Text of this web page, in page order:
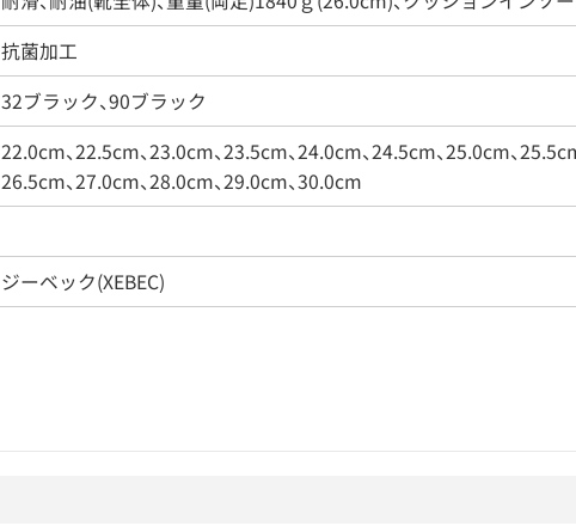
抗菌加工
32ブラック、90ブラック
22.0cm、22.5cm、23.0cm、23.5cm、24.0cm、24.5cm、25.0cm、
26.5cm、27.0cm、28.0cm、29.0cm、30.0cm
ジーベック(XEBEC)